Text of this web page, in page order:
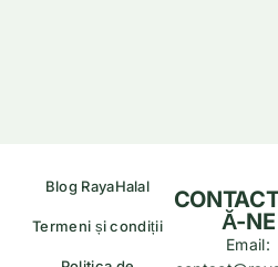
Blog RayaHalal
Termeni și condiții
Ă-NE
Email: